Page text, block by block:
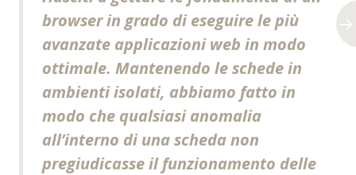
browser in grado di eseguire le più
avanzate applicazioni web in modo
ottimale. Mantenendo le schede in
ambienti isolati, abbiamo fatto in
modo che qualsiasi anomalia
all’interno di una scheda non
pregiudicasse il funzionamento delle